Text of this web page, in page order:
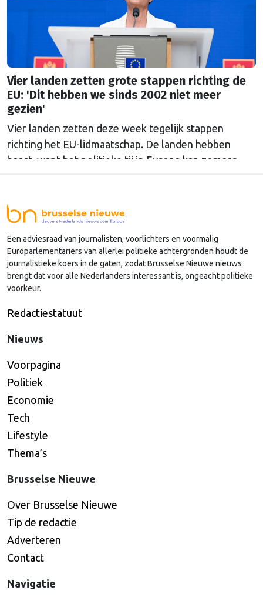
Vier landen zetten grote stappen richting de
EU: 'Dit hebben we sinds 2002 niet meer
gezien'
Vier landen zetten deze week tegelijk stappen
richting het EU-lidmaatschap. De landen hebben
haast, want het politieke tij in Europa kan zomaar
Een adviesraad van journalisten, voorlichters en voormalig
Europarlementariërs van allerlei politieke achtergronden houdt de
journalistieke koers in de gaten, zodat Brusselse Nieuwe nieuws
brengt dat voor alle Nederlanders interessant is, ongeacht politieke
voorkeur.
Redactiestatuut
Nieuws
Voorpagina
Politiek
Economie
Tech
Lifestyle
Thema’s
Brusselse Nieuwe
Over Brusselse Nieuwe
Tip de redactie
Adverteren
Contact
Navigatie